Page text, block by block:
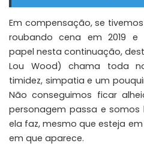
Em compensação, se
roubando cena em 2019 e
papel nesta continuação,
Lou Wood) chama toda
timidez, simpatia e um
Não conseguimos ficar
personagem passa e
ela faz, mesmo que esteja
em que aparece.